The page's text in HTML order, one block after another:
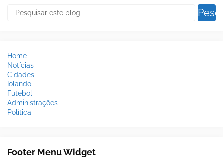
Home
Notícias
Cidades
Iolando
Futebol
Administrações
Política
Footer Menu Widget